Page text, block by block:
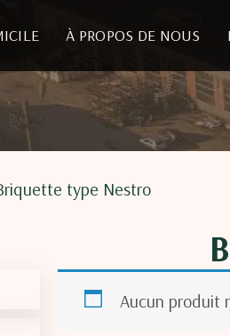
À PROPOS DE NOUS
type Nestro
Aucun produit